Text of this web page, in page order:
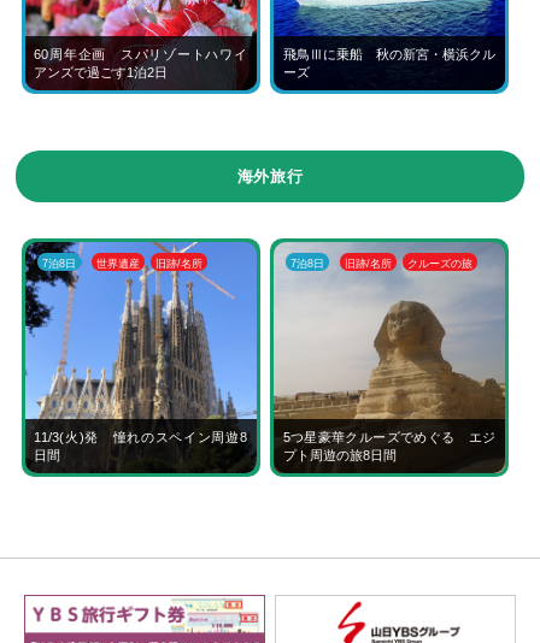
60周年企画 スパリゾートハワイ
アンズで過ごす1泊2日
飛鳥Ⅲに乗船 秋の新宮・横浜クル
ーズ
海外旅行
7泊8日 世界遺産 旧跡/名所
11/3(火)発 憧れのスペイン周遊8
日間
7泊8日 旧跡/名所 クルーズの旅
5つ星豪華クルーズでめぐる エジ
プト周遊の旅8日間